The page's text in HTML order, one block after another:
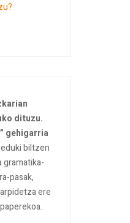
dituzu.
gehigarria
biltzen
gramatika-
pasak,
ere